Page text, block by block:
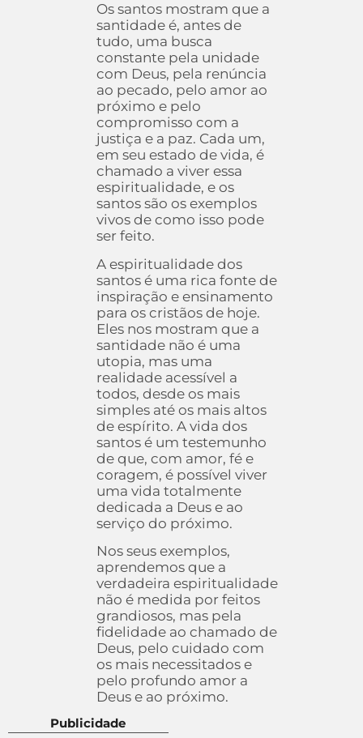
Os santos mostram que a
santidade é, antes de
tudo, uma busca
constante pela unidade
com Deus, pela renúncia
ao pecado, pelo amor ao
próximo e pelo
compromisso com a
justiça e a paz. Cada um,
em seu estado de vida, é
chamado a viver essa
espiritualidade, e os
santos são os exemplos
vivos de como isso pode
ser feito.
A espiritualidade dos
santos é uma rica fonte de
inspiração e ensinamento
para os cristãos de hoje.
Eles nos mostram que a
santidade não é uma
utopia, mas uma
realidade acessível a
todos, desde os mais
simples até os mais altos
de espírito. A vida dos
santos é um testemunho
de que, com amor, fé e
coragem, é possível viver
uma vida totalmente
dedicada a Deus e ao
serviço do próximo.
Nos seus exemplos,
aprendemos que a
verdadeira espiritualidade
não é medida por feitos
grandiosos, mas pela
fidelidade ao chamado de
Deus, pelo cuidado com
os mais necessitados e
pelo profundo amor a
Deus e ao próximo.
Publicidade